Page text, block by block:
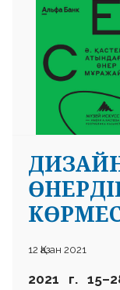
12 Қазан 2021
2021 г.